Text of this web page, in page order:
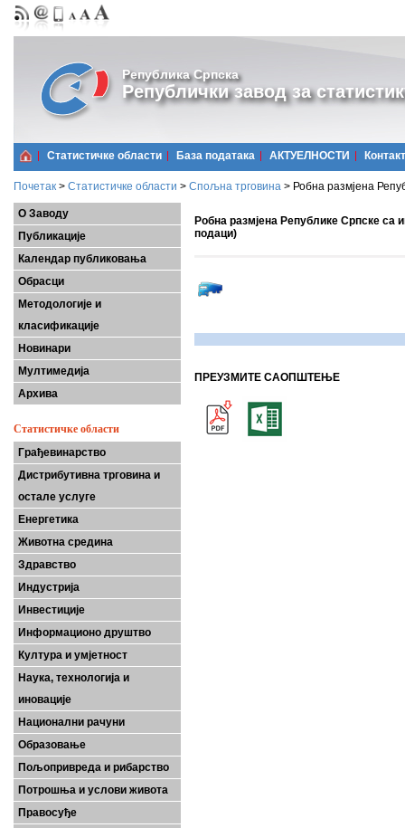
Република Српска
Републички завод за
Статистичке области Базa података АКТУЕЛНОСТИ Контакт
Почетак > Статистичке области > Спољна трговина > Робна размјена
О Заводу
Публикације
Календар публиковања
Обрасци
Методологије и
класификације
Новинари
Мултимедија
Архива
Статистичке области
Грађевинарство
Дистрибутивна трговина и
остале услуге
Енергетика
Животна средина
Здравство
Индустрија
Инвестиције
Информационо друштво
Култура и умјетност
Наука, технологија и
иновације
Национални рачуни
Образовање
Пољопривреда и рибарство
Потрошња и услови живота
Правосуђе
Робна размјена Републике Српске са
подаци)
ПРЕУЗМИТЕ САОПШТЕЊЕ